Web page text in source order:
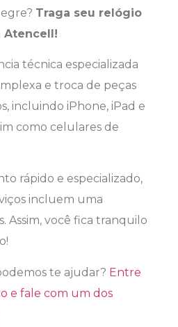
Traga seu relógio
Atencell!
técnica especializada
e troca de peças
incluindo iPhone, iPad e
como celulares de
rápido e especializado,
incluem uma
Assim, você fica tranquilo
te ajudar? Entre
e fale com um dos